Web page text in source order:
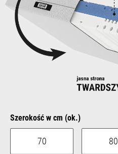
Select
Szerokość w cm (ok.)
70 80